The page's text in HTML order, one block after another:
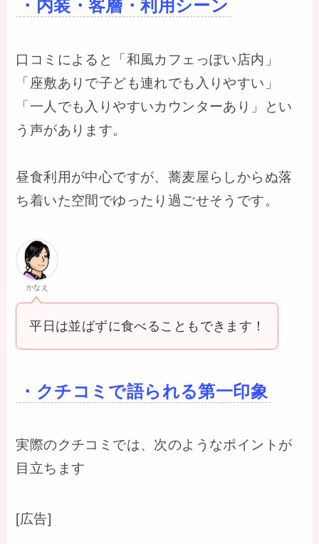
・内装・客層・利用シーン
口コミによると「和風カフェっぽい店内」
「座敷ありで子ども連れでも入りやすい」
「一人でも入りやすいカウンターあり」とい
う声があります。
昼食利用が中心ですが、蕎麦屋らしからぬ落
ち着いた空間でゆったり過ごせそうです。
かなえ
平日は並ばずに食べることもできます！
・クチコミで語られる第一印象
実際のクチコミでは、次のようなポイントが
目立ちます
[広告]